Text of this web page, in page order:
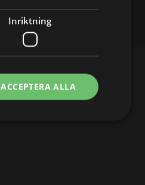
Inriktning
ACCEPTERA ALLA